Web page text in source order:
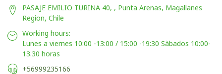
PASAJE EMILIO TURINA 40, , Punta Arenas, Magallanes
Region, Chile
Working hours:
Lunes a viernes 10:00 -13:00 / 15:00 -19:30 Sàbados 10:00-
13.30 horas
+56999235166